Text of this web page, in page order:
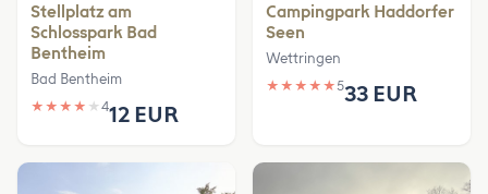
Stellplatz am
Schlosspark Bad
Bentheim
Bad Bentheim
★ ★ ★ ★ ★ 412 EUR
Campingpark Haddorfer
Seen
Wettringen
★ ★ ★ ★ ★533 EUR